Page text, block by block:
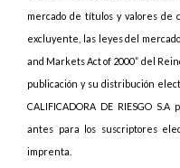
mercado de títulos y valores de
excluyente, las leyes del
and Markets Act of 2000” del
publicación y su distribución
CALIFICADORA DE RIESGO
antes para los suscriptores
imprenta.